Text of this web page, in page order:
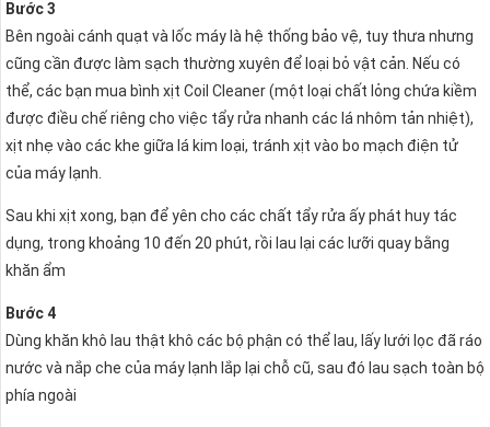
Bước 3
Bên ngoài cánh quạt và lốc máy là hệ thống bảo vệ, tuy thưa nhưng
cũng cần được làm sạch thường xuyên để loại bỏ vật cản. Nếu có
thể, các bạn mua bình xịt Coil Cleaner (một loại chất lỏng chứa kiềm
được điều chế riêng cho việc tẩy rửa nhanh các lá nhôm tản nhiệt),
xịt nhẹ vào các khe giữa lá kim loại, tránh xịt vào bo mạch điện tử
của máy lạnh.
Sau khi xịt xong, bạn để yên cho các chất tẩy rửa ấy phát huy tác
dụng, trong khoảng 10 đến 20 phút, rồi lau lại các lưỡi quay bằng
khăn ẩm
Bước 4
Dùng khăn khô lau thật khô các bộ phận có thể lau, lấy lưới lọc đã ráo
nước và nắp che của máy lạnh lắp lại chỗ cũ, sau đó lau sạch toàn bộ
phía ngoài